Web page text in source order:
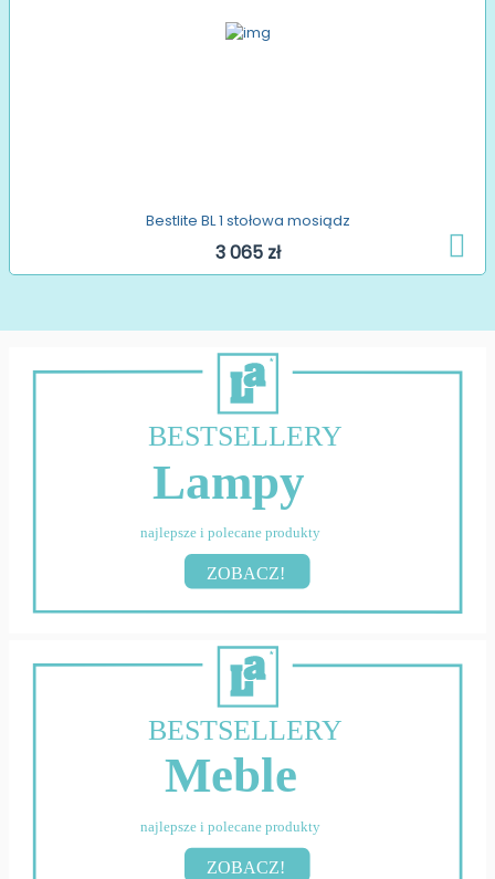
Bestlite BL 1 stołowa mosiądz
3 065 zł
BESTSELLERY
Lampy
najlepsze i polecane produkty
ZOBACZ!
BESTSELLERY
Meble
najlepsze i polecane produkty
ZOBACZ!